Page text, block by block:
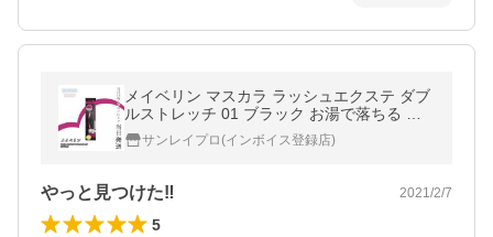
メイベリン マスカラ ラッシュエクステ ダブ
ルストレッチ 01 ブラック お湯で落ちる ロ
ングサンレイプロ(インボイス登録店)
やっと見つけた‼︎ 2021/2/7
5